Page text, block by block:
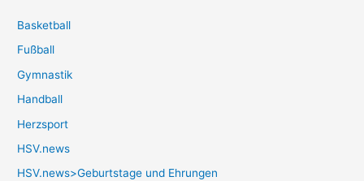
Basketball
Fußball
Gymnastik
Handball
Herzsport
HSV.news
HSV.news>Geburtstage und Ehrungen